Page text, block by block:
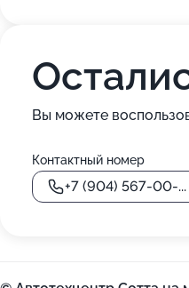
Вы можете
Контактный номер
+7 (904) 567-00-...